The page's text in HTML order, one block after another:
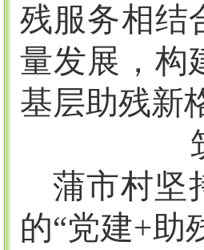
残服务相结
量发展，构
基层助残新
蒲市村坚
的“党建+助